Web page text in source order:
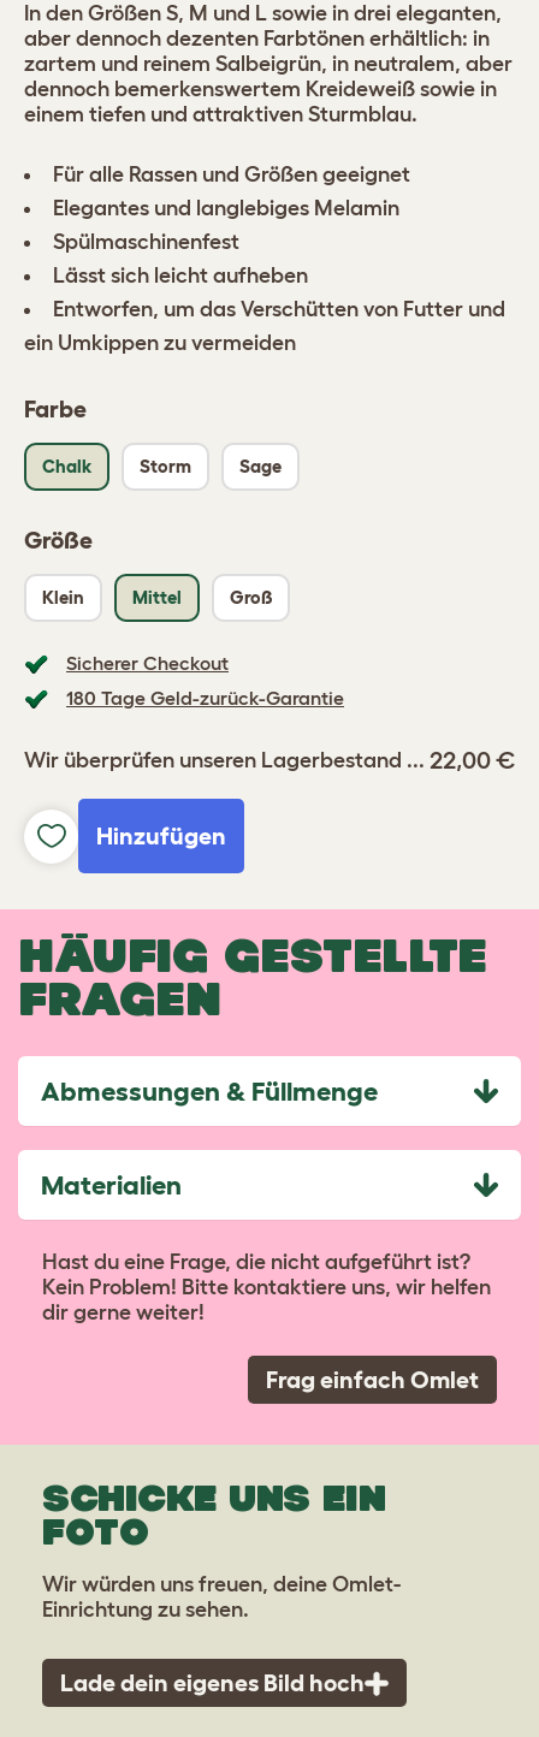
Farbe
Chalk Storm Sage
Größe
Klein Mittel Groß
Sicherer Checkout
180 Tage Geld-zurück-Garantie
Wir überprüfen unseren Lagerbestand ... 22,00 €
Hinzufügen
In den Größen S, M und L sowie in drei eleganten,
aber dennoch dezenten Farbtönen erhältlich: in
zartem und reinem Salbeigrün, in neutralem, aber
dennoch bemerkenswertem Kreideweiß sowie in
einem tiefen und attraktiven Sturmblau.
Für alle Rassen und Größen geeignet
Elegantes und langlebiges Melamin
Spülmaschinenfest
Lässt sich leicht aufheben
Entworfen, um das Verschütten von Futter und
ein Umkippen zu vermeiden
HÄUFIG GESTELLTE
FRAGEN
Abmessungen & Füllmenge
Materialien
Hast du eine Frage, die nicht aufgeführt ist?
Kein Problem! Bitte kontaktiere uns, wir helfen
dir gerne weiter!
Frag einfach Omlet
SCHICKE UNS EIN
FOTO
Wir würden uns freuen, deine Omlet-
Einrichtung zu sehen.
Lade dein eigenes Bild hoch